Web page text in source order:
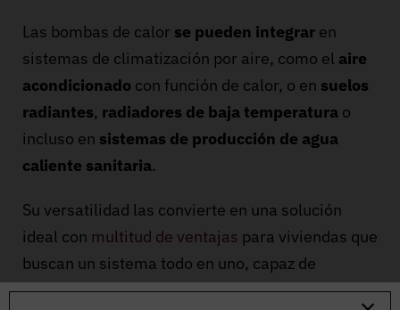
Las bombas de calor se pueden integraren
sistemas de climatización por aire, como el aire
acondicionado con función de calor, o en suelos
radiantes, radiadores de baja temperaturao
incluso en sistemas de producción de agua
caliente sanitaria.
Su versatilidad las convierte en una solución
ideal con multitud de ventajas para viviendas que
buscan un sistema todo en uno, capaz de
climatizar todo el año con un solo equipo.